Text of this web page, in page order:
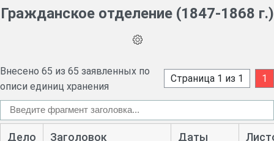
Гражданское отделение (1847-1868 г.)
Внесено 65 из 65 заявленных по
описи единиц хранения
Страница 1 из 1 1
Дело Заголовок Даты